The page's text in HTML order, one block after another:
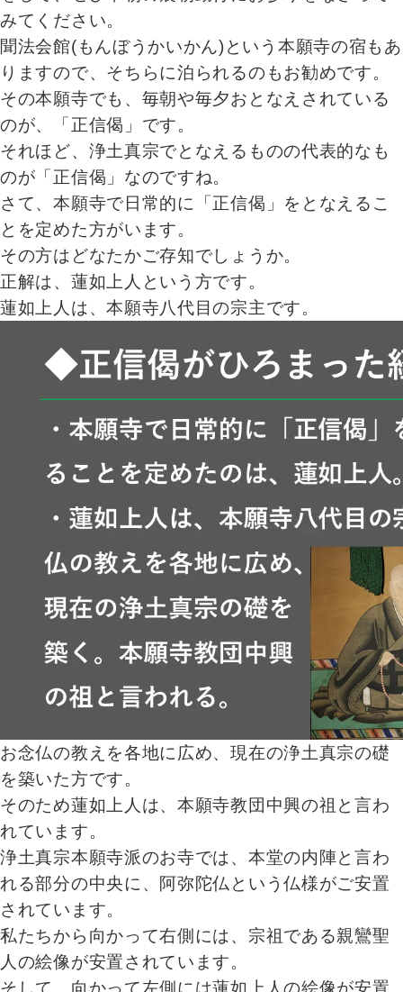
みてください。
聞法会館(もんぼうかいかん)という本願寺の宿もあ
りますので、そちらに泊られるのもお勧めです。
その本願寺でも、毎朝や毎夕おとなえされている
のが、「正信偈」です。
それほど、浄土真宗でとなえるものの代表的なも
のが「正信偈」なのですね。
さて、本願寺で日常的に「正信偈」をとなえるこ
とを定めた方がいます。
その方はどなたかご存知でしょうか。
正解は、蓮如上人という方です。
蓮如上人は、本願寺八代目の宗主です。
お念仏の教えを各地に広め、現在の浄土真宗の礎
を築いた方です。
そのため蓮如上人は、本願寺教団中興の祖と言わ
れています。
浄土真宗本願寺派のお寺では、本堂の内陣と言わ
れる部分の中央に、阿弥陀仏という仏様がご安置
されています。
私たちから向かって右側には、宗祖である親鸞聖
人の絵像が安置されています。
そして、向かって左側には蓮如上人の絵像が安置